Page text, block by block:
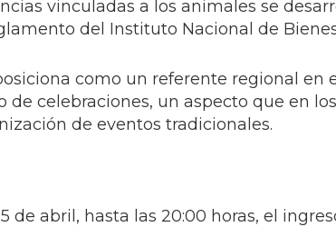
vinculadas a los animales se
del Instituto Nacional de
como un referente regional en
celebraciones, un aspecto que en
de eventos tradicionales.
abril, hasta las 20:00 horas, el